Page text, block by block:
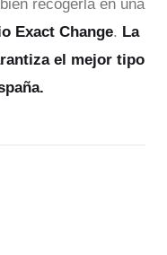
recogerla en una
Exact Change. La
el mejor tipo